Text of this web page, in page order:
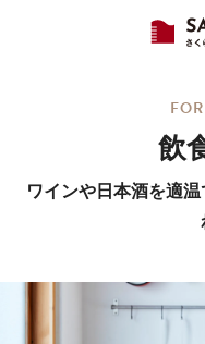
飲
ワインや日本酒を適